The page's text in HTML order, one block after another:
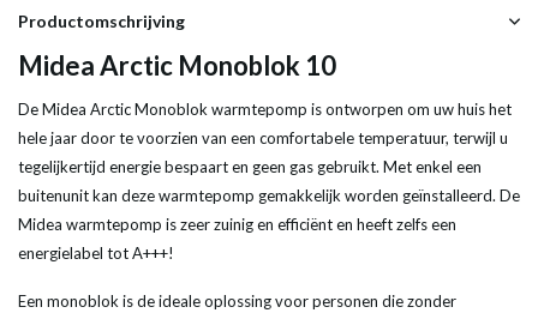
Productomschrijving
Midea Arctic Monoblok 10
De Midea Arctic Monoblok warmtepomp is ontworpen om uw huis het
hele jaar door te voorzien van een comfortabele temperatuur, terwijl u
tegelijkertijd energie bespaart en geen gas gebruikt. Met enkel een
buitenunit kan deze warmtepomp gemakkelijk worden geïnstalleerd. De
Midea warmtepomp is zeer zuinig en efficiënt en heeft zelfs een
energielabel tot A+++!
Een monoblok is de ideale oplossing voor personen die zonder